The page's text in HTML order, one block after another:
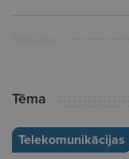
Tēma
Telekomunikācijas